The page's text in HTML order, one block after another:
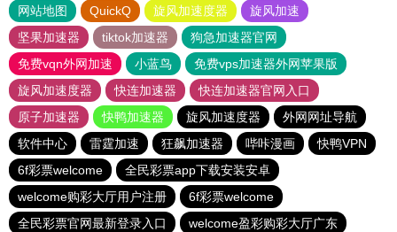
网站地图 QuickQ 旋风加速度器
旋风加速
坚果加速器
tiktok加速器
狗急加速器官网
免费vqn外网加速
小蓝鸟
免费vps加速器外网苹果版
旋风加速度器
快连加速器
快连加速器官网入口
原子加速器
快鸭加速器 旋风加速度器
外网网址导航
软件中心
雷霆加速 狂飙加速器 哔咔漫画
快鸭VPN
6f彩票welcome
全民彩票app下载安装安卓
welcome购彩大厅用户注册
6f彩票welcome
全民彩票官网最新登录入口
welcome盈彩购彩大厅广东